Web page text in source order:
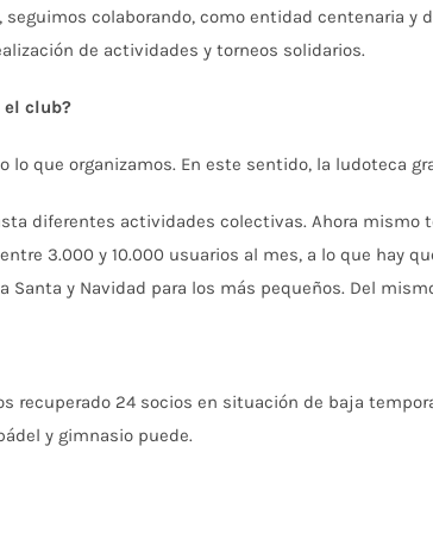
colaborando, como entidad centenaria y
de actividades y torneos solidarios.
el club?
lo que organizamos. En este sentido, la ludoteca
diferentes actividades colectivas. Ahora
3.000 y 10.000 usuarios al mes, a lo que hay
y Navidad para los más pequeños. Del
recuperado 24 socios en situación de baja
y gimnasio puede.